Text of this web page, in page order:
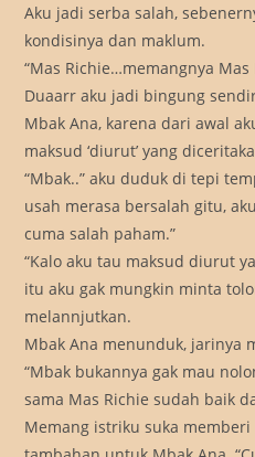
Aku jadi serba salah,
kondisinya dan maklum.
“Mas Richie…memangnya
Duaarr aku jadi bingung
Mbak Ana, karena dari awal
maksud ‘diurut’ yang
“Mbak..” aku duduk di tepi
usah merasa bersalah gitu,
cuma salah paham.”
“Kalo aku tau maksud diurut
itu aku gak mungkin minta
melannjutkan.
Mbak Ana menunduk, jarinya
“Mbak bukannya gak mau
sama Mas Richie sudah baik
Memang istriku suka